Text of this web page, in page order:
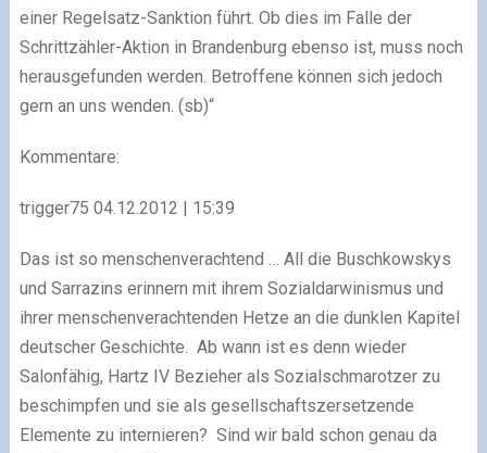
einer Regelsatz-Sanktion führt. Ob dies im Falle der
Schrittzähler-Aktion in Brandenburg ebenso ist, muss noch
herausgefunden werden. Betroffene können sich jedoch
gern an uns wenden. (sb)“
Kommentare:
trigger75 04.12.2012 | 15:39
Das ist so menschenverachtend … All die Buschkowskys
und Sarrazins erinnern mit ihrem Sozialdarwinismus und
ihrer menschenverachtenden Hetze an die dunklen Kapitel
deutscher Geschichte. Ab wann ist es denn wieder
Salonfähig, Hartz IV Bezieher als Sozialschmarotzer zu
beschimpfen und sie als gesellschaftszersetzende
Elemente zu internieren? Sind wir bald schon genau da